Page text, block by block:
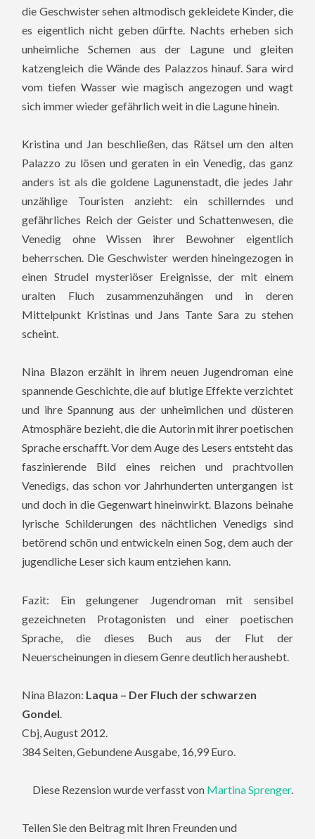
die Geschwister sehen altmodisch gekleidete Kinder, die
es eigentlich nicht geben dürfte. Nachts erheben sich
unheimliche Schemen aus der Lagune und gleiten
katzengleich die Wände des Palazzos hinauf. Sara wird
vom tiefen Wasser wie magisch angezogen und wagt
sich immer wieder gefährlich weit in die Lagune hinein.
Kristina und Jan beschließen, das Rätsel um den alten
Palazzo zu lösen und geraten in ein Venedig, das ganz
anders ist als die goldene Lagunenstadt, die jedes Jahr
unzählige Touristen anzieht: ein schillerndes und
gefährliches Reich der Geister und Schattenwesen, die
Venedig ohne Wissen ihrer Bewohner eigentlich
beherrschen. Die Geschwister werden hineingezogen in
einen Strudel mysteriöser Ereignisse, der mit einem
uralten Fluch zusammenzuhängen und in deren
Mittelpunkt Kristinas und Jans Tante Sara zu stehen
scheint.
Nina Blazon erzählt in ihrem neuen Jugendroman eine
spannende Geschichte, die auf blutige Effekte verzichtet
und ihre Spannung aus der unheimlichen und düsteren
Atmosphäre bezieht, die die Autorin mit ihrer poetischen
Sprache erschafft. Vor dem Auge des Lesers entsteht das
faszinierende Bild eines reichen und prachtvollen
Venedigs, das schon vor Jahrhunderten untergangen ist
und doch in die Gegenwart hineinwirkt. Blazons beinahe
lyrische Schilderungen des nächtlichen Venedigs sind
betörend schön und entwickeln einen Sog, dem auch der
jugendliche Leser sich kaum entziehen kann.
Fazit: Ein gelungener Jugendroman mit sensibel
gezeichneten Protagonisten und einer poetischen
Sprache, die dieses Buch aus der Flut der
Neuerscheinungen in diesem Genre deutlich heraushebt.
Nina Blazon: Laqua – Der Fluch der schwarzen
Gondel
Cbj, August 2012.
384 Seiten, Gebundene Ausgabe, 16,99 Euro.
Diese Rezension wurde verfasst von Martina Sprenger.
Teilen Sie den Beitrag mit Ihren Freunden und